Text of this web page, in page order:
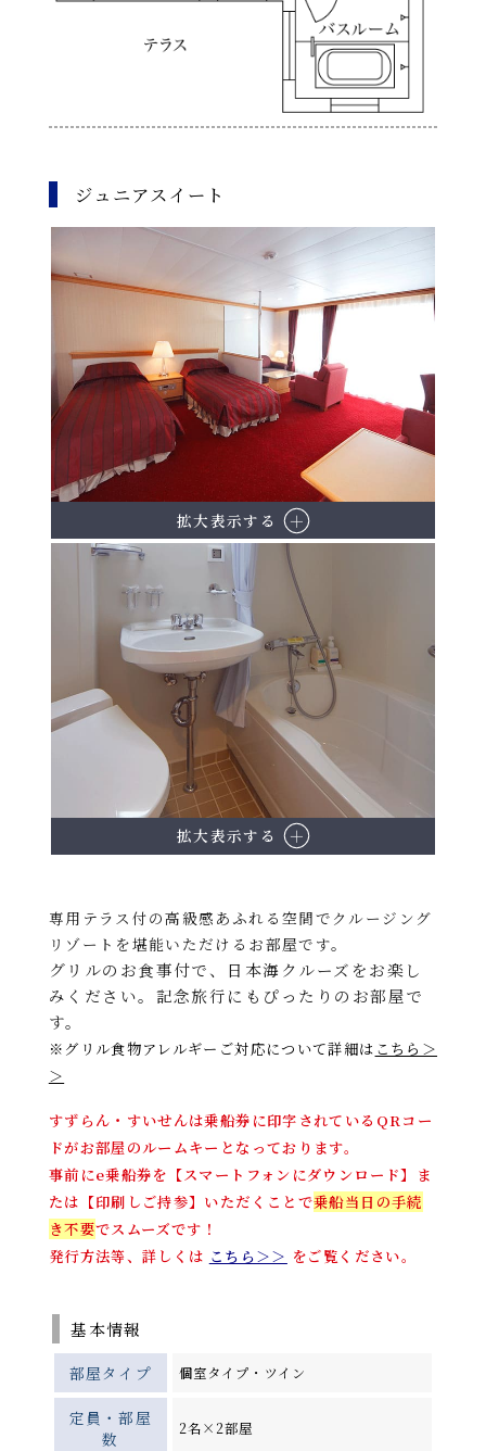
ジュニアスイート
拡大表示する
拡大表示する
専用テラス付の高級感あふれる空間でクルージング
リゾートを堪能いただけるお部屋です。
グリルのお食事付で、日本海クルーズをお楽し
みください。記念旅行にもぴったりのお部屋で
す。
※ グリル食物アレルギーご対応について詳細は こちら＞
＞
すずらん・すいせんは乗船券に印字されているQRコー
ドがお部屋のルームキーとなっております。
事前にe乗船券を【スマートフォンにダウンロード】ま
たは【印刷しご持参】いただくことで乗船当日の手続
き不要でスムーズです！
発行方法等、詳しくは こちら＞＞ をご覧ください。
基本情報
部屋タイプ 個室タイプ・ツイン
定員・部屋
数
2名×2部屋